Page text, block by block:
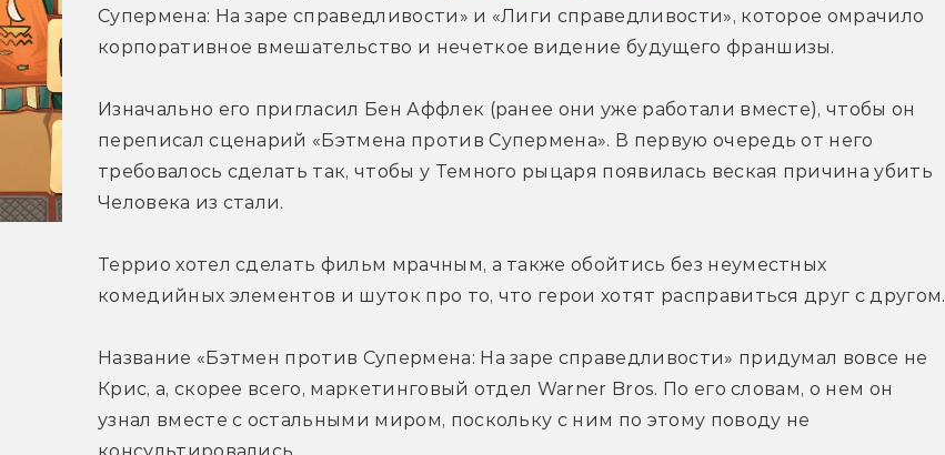
Супермена: На заре справедливости» и «Лиги справедливости», которое омрачило
корпоративное вмешательство и нечеткое видение будущего франшизы.
Изначально его пригласил Бен Аффлек (ранее они уже работали вместе), чтобы он
переписал сценарий «Бэтмена против Супермена». В первую очередь от него
требовалось сделать так, чтобы у Темного рыцаря появилась веская причина убить
Человека из стали.
Террио хотел сделать фильм мрачным, а также обойтись без неуместных
комедийных элементов и шуток про то, что герои хотят расправиться друг с другом.
Название «Бэтмен против Супермена: На заре справедливости» придумал вовсе не
Крис, а, скорее всего, маркетинговый отдел Warner Bros. По его словам, о нем он
узнал вместе с остальными миром, поскольку с ним по этому поводу не